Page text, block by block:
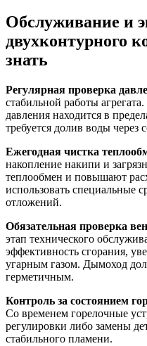
Обслуживание и
двухконтурного
знать
Регулярная проверка
стабильной работы
давления находится в
требуется долив воды через
Ежегодная чистка
накопление накипи и
теплообмен и повышают
использовать специальные
отложений.
Обязательная проверка
этап технического
эффективность сгорания,
угарным газом. Дымоход
герметичным.
Контроль за состоянием
Со временем горелочные
регулировки либо замены
стабильного пламени.